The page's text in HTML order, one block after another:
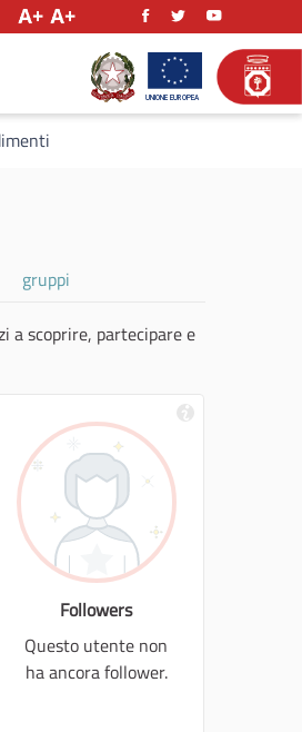
gruppi
a scoprire, partecipare e
Followers
Questo utente non
ha ancora follower.